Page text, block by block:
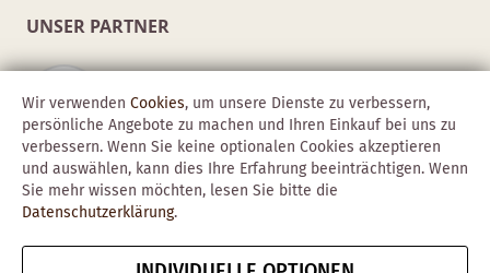
UNSER PARTNER
Wir verwenden Cookies, um unsere Dienste zu verbessern,
persönliche Angebote zu machen und Ihren Einkauf bei uns zu
verbessern. Wenn Sie keine optionalen Cookies akzeptieren
und auswählen, kann dies Ihre Erfahrung beeinträchtigen. Wenn
Sie mehr wissen möchten, lesen Sie bitte die
Datenschutzerklärung.